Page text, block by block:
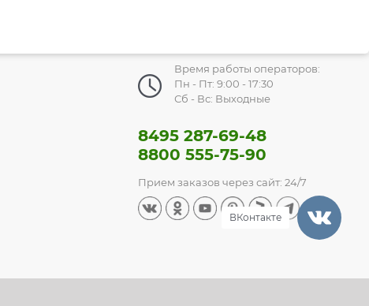
Время работы операторов:
Пн - Пт: 9:00 - 17:30
Сб - Вс: Выходные
8495 287-69-48
8800 555-75-90
Прием заказов через сайт: 24/7
ВКонтакте